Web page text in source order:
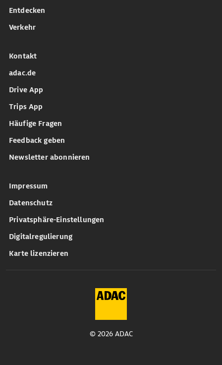
Entdecken
Verkehr
Kontakt
adac.de
Drive App
Trips App
Häufige Fragen
Feedback geben
Newsletter abonnieren
Impressum
Datenschutz
Privatsphäre-Einstellungen
Digitalregulierung
Karte lizenzieren
© 2026 ADAC